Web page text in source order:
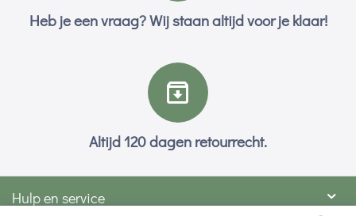
Heb je een vraag? Wij staan altijd voor je klaar!
Altijd 120 dagen retourrecht.
Hulp en service